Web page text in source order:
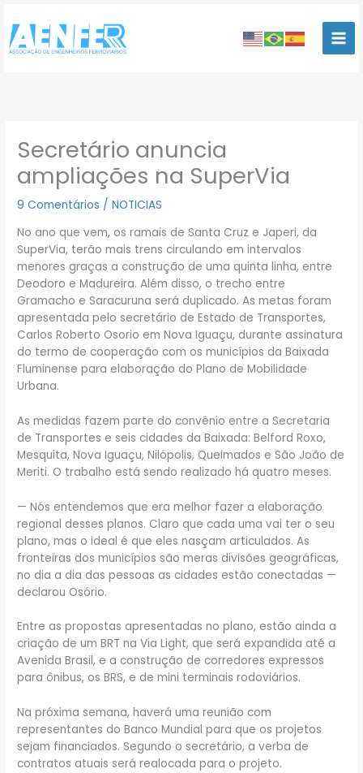
para
conteúdo
Secretário anuncia
ampliações na SuperVia
9 Comentários /NOTICIAS
No ano que vem, os ramais de Santa Cruz e Japeri, da
SuperVia, terão mais trens circulando em intervalos
menores graças a construção de uma quinta linha, entre
Deodoro e Madureira. Além disso, o trecho entre
Gramacho e Saracuruna será duplicado. As metas foram
apresentada pelo secretário de Estado de Transportes,
Carlos Roberto Osorio em Nova Iguaçu, durante assinatura
do termo de cooperação com os municípios da Baixada
Fluminense para elaboração do Plano de Mobilidade
Urbana.
As medidas fazem parte do convênio entre a Secretaria
de Transportes e seis cidades da Baixada: Belford Roxo,
Mesquita, Nova Iguaçu, Nilópolis, Queimados e São João de
Meriti. O trabalho está sendo realizado há quatro meses.
— Nós entendemos que era melhor fazer a elaboração
regional desses planos. Claro que cada uma vai ter o seu
plano, mas o ideal é que eles nasçam articulados. As
fronteiras dos municípios são meras divisões geográficas,
no dia a dia das pessoas as cidades estão conectadas —
declarou Osório.
Entre as propostas apresentadas no plano, estão ainda a
criação de um BRT na Via Light, que será expandida até a
Avenida Brasil, e a construção de corredores expressos
para ônibus, os BRS, e de mini terminais rodoviários.
Na próxima semana, haverá uma reunião com
representantes do Banco Mundial para que os projetos
sejam financiados. Segundo o secretário, a verba de
contratos atuais será realocada para o projeto.